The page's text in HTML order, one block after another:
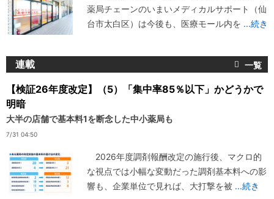
薬局チェーンのいまいメディカルサポート（仙
台市太白区）は今後も、医療モール内を ...続き
連載
【検証26年度改定】（5）「集中率85％以下」かどうかで
明暗
大半の店舗で基本料1を断念した中小薬局も
7/31 04:50
2026年度調剤報酬改定の施行後、マクロ的
な視点では小幅な変動だった調剤基本料への影
響も、企業単位で見れば、大打撃を被 ...続き